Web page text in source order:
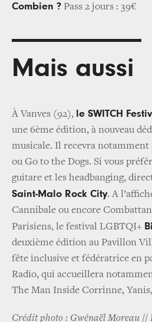
Combien ? Pass 2 jours : 39€
Mais aussi
À Vanves (92), le SWITCH
une 6ème édition, à nouveau
musicale. Il recevra notamment
ou Go to the Dogs. Si vous
guitare et les headbanging,
Saint-Malo Rock City. A
Cannibale ou encore
Parisiens, le festival LGBTQI+
deuxième édition au Pavillon
fête inclusive et fédératrice en
Radio, qui accueillera
The Man Inside Corrinne,
Crédit photo : Gwénaël Moreau //